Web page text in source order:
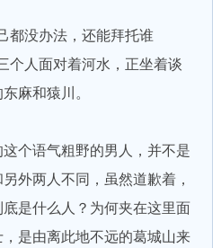
没办法，还能拜托谁
个人面对着河水，正坐着谈
麻和猿川。
个语气粗野的男人，并不是
外两人不同，虽然道歉着，
是什么人？为何夹在这里面
是由离此地不远的葛城山来